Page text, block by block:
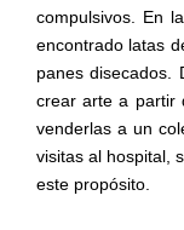
compulsivos. En
encontrado latas
panes disecados.
crear arte a partir
venderlas a un
visitas al hospital,
este propósito.